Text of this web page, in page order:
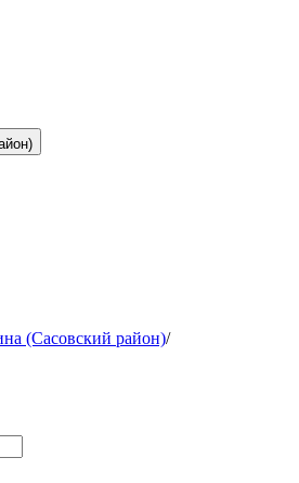
(Сасовский район)/